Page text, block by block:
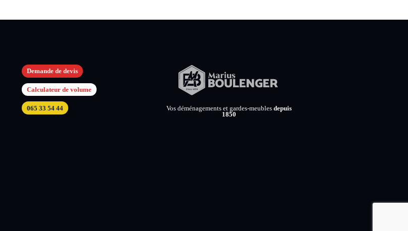
Demande de devis
Calculateur de volume
065 33 54 44 Vos déménagements et gardes-meubles depuis
1850